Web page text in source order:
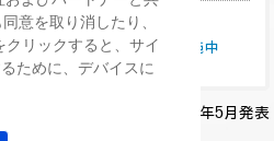
が15%オフ！
手数料0%キャンペーン実施中
2026年5月発表
意を取り消したり、
クリックすると、サイ
ために、デバイスに